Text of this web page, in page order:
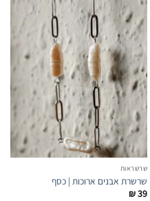
שרשראות
שרשרת אבנים ארוכות | כסף
₪39